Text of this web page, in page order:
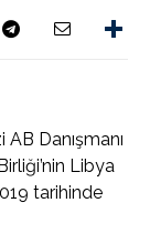
Danışmanı
Libya
tarihinde